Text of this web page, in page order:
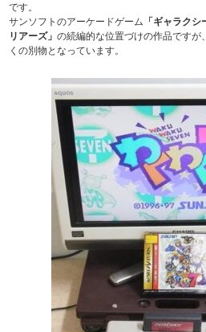
です。
サンソフトのアーケードゲーム 「ギャラク
リアーズ」の続編的な位置づけの作品ですが
くの別物となっています。